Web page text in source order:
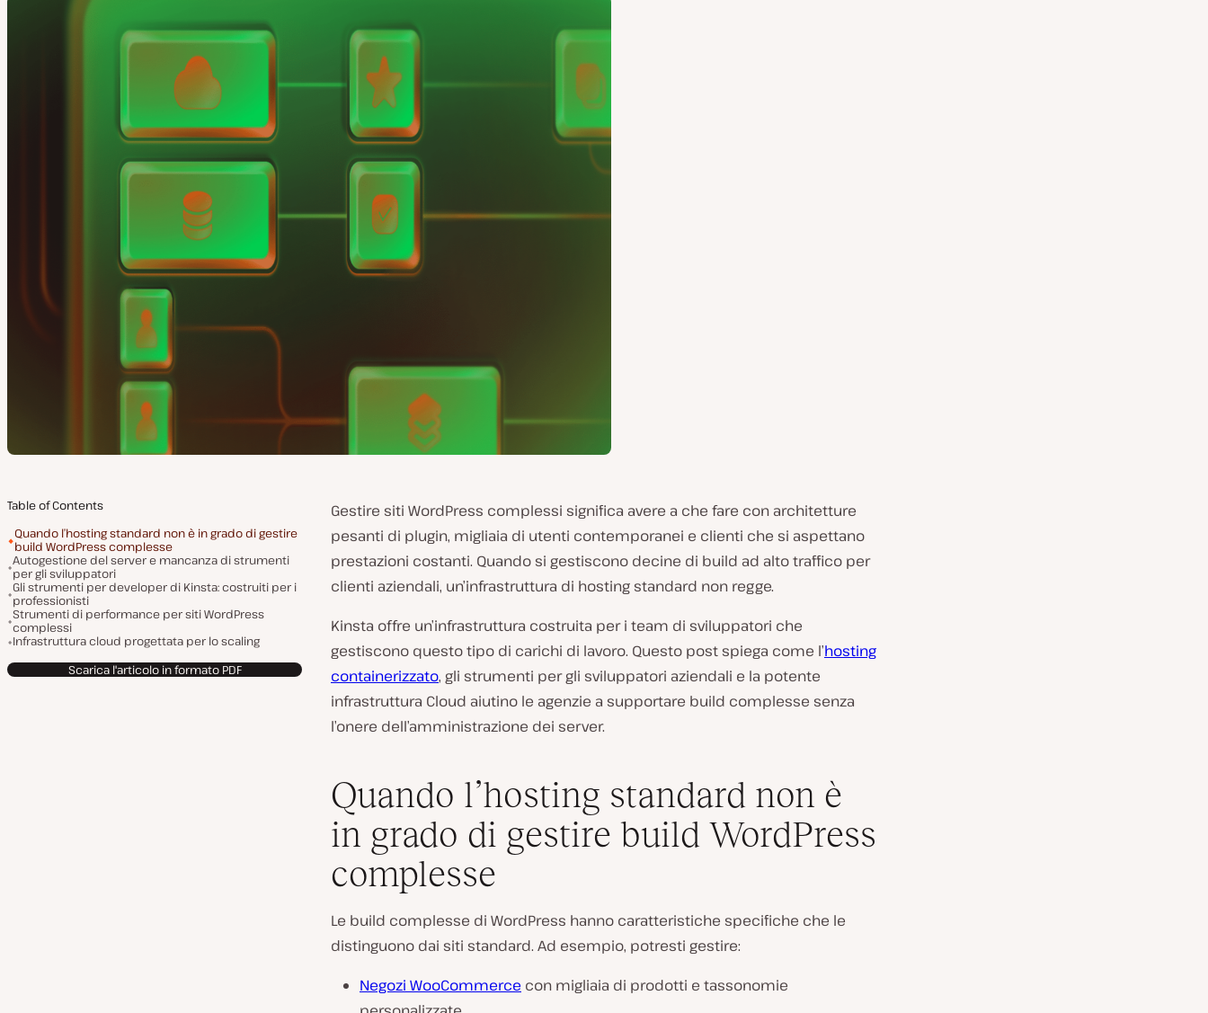
Table of Contents
Quando l’hosting standard non è in grado di gestire
build WordPress complesse
Autogestione del server e mancanza di strumenti
per gli sviluppatori
Gli strumenti per developer di Kinsta: costruiti per i
professionisti
Strumenti di performance per siti WordPress
complessi
Infrastruttura cloud progettata per lo scaling
Scarica l'articolo in formato PDF
Gestire siti WordPress complessi significa avere a che fare con architetture
pesanti di plugin, migliaia di utenti contemporanei e clienti che si aspettano
prestazioni costanti. Quando si gestiscono decine di build ad alto traffico per
clienti aziendali, un’infrastruttura di hosting standard non regge.
Kinsta offre un’infrastruttura costruita per i team di sviluppatori che
gestiscono questo tipo di carichi di lavoro. Questo post spiega come l’hosting
containerizzato, gli strumenti per gli sviluppatori aziendali e la potente
infrastruttura Cloud aiutino le agenzie a supportare build complesse senza
l’onere dell’amministrazione dei server.
Quando l’hosting standard non è
in grado di gestire build WordPress
complesse
Le build complesse di WordPress hanno caratteristiche specifiche che le
distinguono dai siti standard. Ad esempio, potresti gestire:
Negozi WooCommerce con migliaia di prodotti e tassonomie